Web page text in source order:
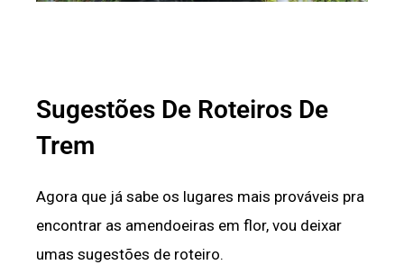
Sugestões De Roteiros De
Trem
Agora que já sabe os lugares mais prováveis pra
encontrar as amendoeiras em flor, vou deixar
umas sugestões de roteiro.